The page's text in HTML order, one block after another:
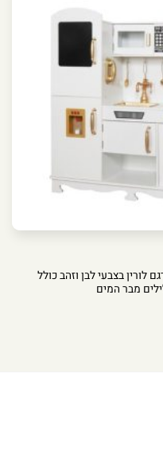
לורין בצבעי לבן וזהב כולל
מבר המים